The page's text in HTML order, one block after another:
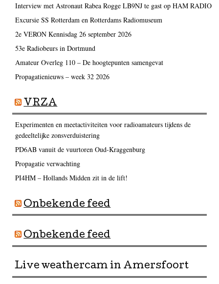
Interview met Astronaut Rabea Rogge LB9NJ te gast op HAM RADIO
Excursie SS Rotterdam en Rotterdams Radiomuseum
2e VERON Kennisdag 26 september 2026
53e Radiobeurs in Dortmund
Amateur Overleg 110 – De hoogtepunten samengevat
Propagatienieuws – week 32 2026
VRZA
Experimenten en meetactiviteiten voor radioamateurs tijdens de
gedeeltelijke zonsverduistering
PD6AB vanuit de vuurtoren Oud-Kraggenburg
Propagatie verwachting
PI4HM – Hollands Midden zit in de lift!
Onbekende feed
Onbekende feed
Live weathercam in Amersfoort